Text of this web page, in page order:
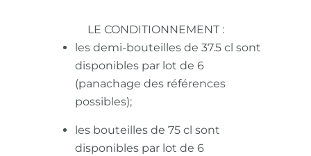
LE CONDITIONNEMENT :
les demi-bouteilles de 37.5 cl sont
disponibles par lot de 6
(panachage des références
possibles);
les bouteilles de 75 cl sont
disponibles par lot de 6